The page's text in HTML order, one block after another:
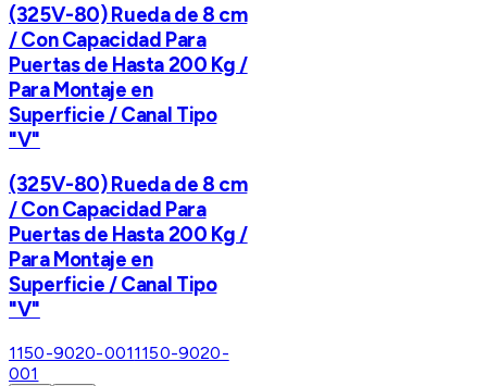
(325V-80) Rueda de 8 cm
/ Con Capacidad Para
Puertas de Hasta 200 Kg /
Para Montaje en
Superficie / Canal Tipo
"V"
(325V-80) Rueda de 8 cm
/ Con Capacidad Para
Puertas de Hasta 200 Kg /
Para Montaje en
Superficie / Canal Tipo
"V"
1150-9020-0011150-9020-
001